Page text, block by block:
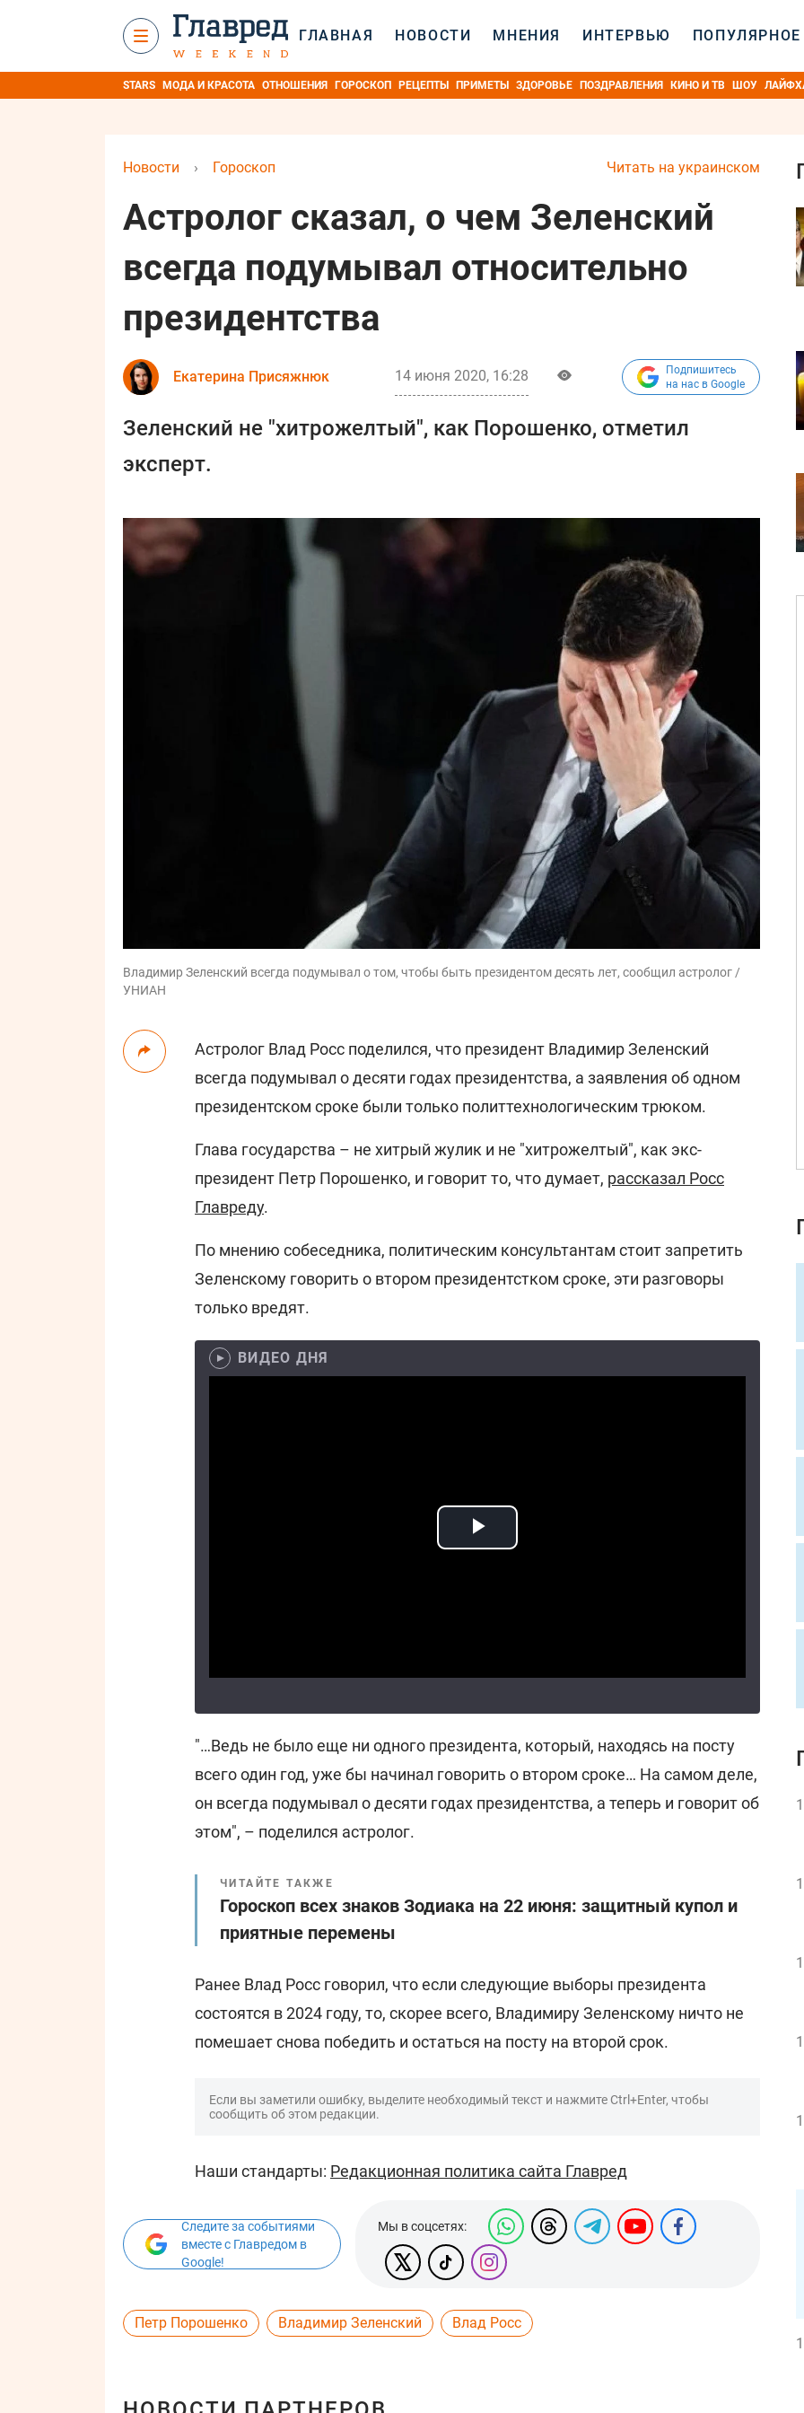
ГЛАВНАЯ НОВОСТИ МНЕНИЯ ИНТЕРВЬЮ ПОПУЛЯРНОЕ
STARS МОДА И КРАСОТА ОТНОШЕНИЯ ГОРОСКОП РЕЦЕПТЫ ПРИМЕТЫ ЗДОРОВЬЕ ПОЗДРАВЛЕНИЯ КИНО И ТВ ШОУ
Читать на украинском
Новости › Гороскоп
Астролог сказал, о чем Зеленский
всегда подумывал относительно
президентства
Екатерина Присяжнюк 14 июня 2020, 16:28
Подпишитесь
на нас в Google
Зеленский не "хитрожелтый", как Порошенко, отметил
эксперт.
Владимир Зеленский всегда подумывал о том, чтобы быть президентом десять лет, сообщил астролог /
УНИАН
Астролог Влад Росс поделился, что президент Владимир Зеленский
всегда подумывал о десяти годах президентства, а заявления об одном
президентском сроке были только политтехнологическим трюком.
Глава государства – не хитрый жулик и не "хитрожелтый", как экс-
президент Петр Порошенко, и говорит то, что думает, рассказал Росс
Главреду.
По мнению собеседника, политическим консультантам стоит запретить
Зеленскому говорить о втором президентстком сроке, эти разговоры
только вредят.
ВИДЕО ДНЯ
"…Ведь не было еще ни одного президента, который, находясь на посту
всего один год, уже бы начинал говорить о втором сроке… На самом деле,
он всегда подумывал о десяти годах президентства, а теперь и говорит об
этом", – поделился астролог.
ЧИТАЙТЕ ТАКЖЕ
Гороскоп всех знаков Зодиака на 22 июня: защитный купол и
приятные перемены
Ранее Влад Росс говорил, что если следующие выборы президента
состоятся в 2024 году, то, скорее всего, Владимиру Зеленскому ничто не
помешает снова победить и остаться на посту на второй срок.
Если вы заметили ошибку, выделите необходимый текст и нажмите Ctrl+Enter, чтобы
сообщить об этом редакции.
Наши стандарты: Редакционная политика сайта Главред
Следите за событиями
вместе с Главредом в
Google!
Мы в соцсетях:
Петр Порошенко Владимир Зеленский Влад Росс